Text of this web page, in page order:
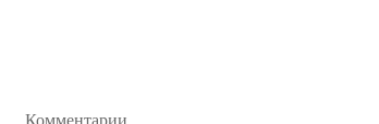
Комментарии